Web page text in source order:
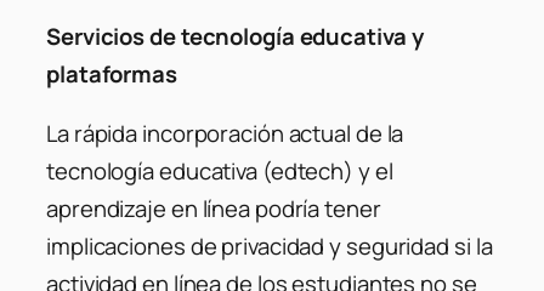
Servicios de tecnología educativa y
plataformas
La rápida incorporación actual de la
tecnología educativa (edtech) y el
aprendizaje en línea podría tener
implicaciones de privacidad y seguridad si la
actividad en línea de los estudiantes no se